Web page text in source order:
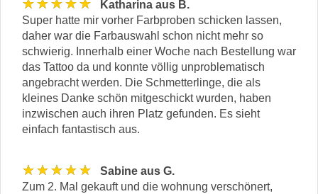
★★★★★
Katharina aus B.
Super hatte mir vorher Farbproben schicken lassen,
daher war die Farbauswahl schon nicht mehr so
schwierig. Innerhalb einer Woche nach Bestellung war
das Tattoo da und konnte völlig unproblematisch
angebracht werden. Die Schmetterlinge, die als
kleines Danke schön mitgeschickt wurden, haben
inzwischen auch ihren Platz gefunden. Es sieht
einfach fantastisch aus.
★★★★★
Sabine aus G.
Zum 2. Mal gekauft und die wohnung verschönert,